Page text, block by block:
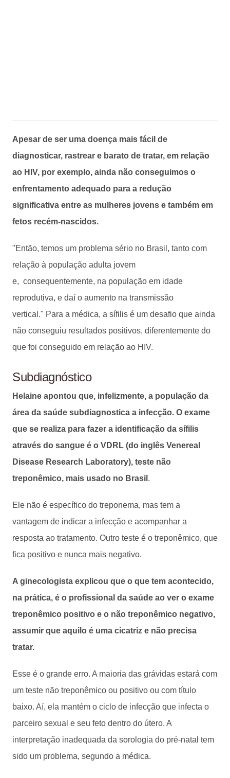
Apesar de ser uma doença mais fácil de
diagnosticar, rastrear e barato de tratar, em relação
ao HIV, por exemplo, ainda não conseguimos o
enfrentamento adequado para a redução
significativa entre as mulheres jovens e também em
fetos recém-nascidos.
"Então, temos um problema sério no Brasil, tanto com
relação à população adulta jovem
e, consequentemente, na população em idade
reprodutiva, e daí o aumento na transmissão
vertical." Para a médica, a sífilis é um desafio que ainda
não conseguiu resultados positivos, diferentemente do
que foi conseguido em relação ao HIV.
Subdiagnóstico
Helaine apontou que, infelizmente, a população da
área da saúde subdiagnostica a infecção. O exame
que se realiza para fazer a identificação da sífilis
através do sangue é o VDRL (do inglês Venereal
Disease Research Laboratory), teste não
treponêmico, mais usado no Brasil .
Ele não é específico do treponema, mas tem a
vantagem de indicar a infecção e acompanhar a
resposta ao tratamento. Outro teste é o treponêmico, que
fica positivo e nunca mais negativo.
A ginecologista explicou que o que tem acontecido,
na prática, é o profissional da saúde ao ver o exame
treponêmico positivo e o não treponêmico negativo,
assumir que aquilo é uma cicatriz e não precisa
tratar.
Esse é o grande erro. A maioria das grávidas estará com
um teste não treponêmico ou positivo ou com título
baixo. Aí, ela mantém o ciclo de infecção que infecta o
parceiro sexual e seu feto dentro do útero. A
interpretação inadequada da sorologia do pré-natal tem
sido um problema, segundo a médica.